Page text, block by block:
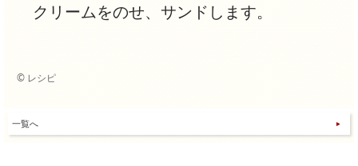
クリームをのせ、サンドします。
© レシピ
一覧へ